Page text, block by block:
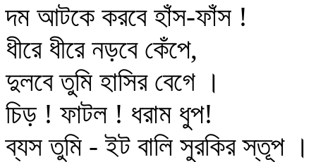
দম আটকে করবে হাঁস-ফাঁস !
ধীরে ধীরে নড়বে কেঁপে,
দুলবে তুমি হাসির বেগে ।
চিড় ! ফাটল ! ধরাম ধুপ!
ব্যস তুমি - ইট বালি সুরকির স্তূপ ।